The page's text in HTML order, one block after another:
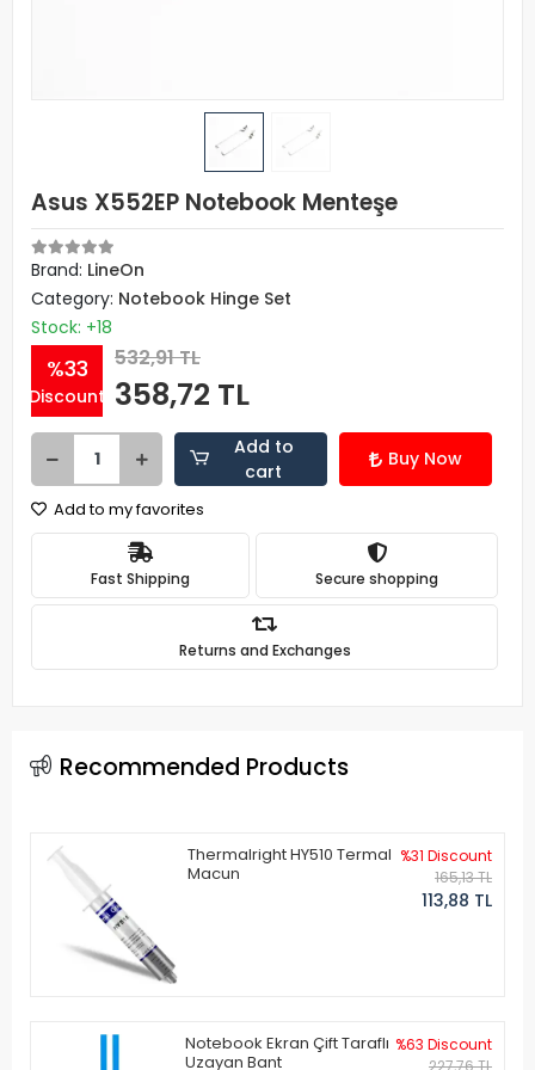
Asus X552EP Notebook Menteşe
Brand: LineOn
Category: Notebook Hinge Set
Stock: +18
%33
Discount
532,91 TL
358,72 TL
Add to
cart
Buy Now
Add to my favorites
Fast Shipping Secure shopping
Returns and Exchanges
Recommended Products
Thermalright HY510 Termal
Macun
%31 Discount
165,13 TL
113,88 TL
Notebook Ekran Çift Taraflı
Uzayan Bant
%63 Discount
227,76 TL